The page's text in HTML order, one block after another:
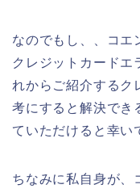
なのでもし、、コエ
クレジットカードエ
れからご紹介するク
考にすると解決でき
ていただけると幸い
ちなみに私自身が、